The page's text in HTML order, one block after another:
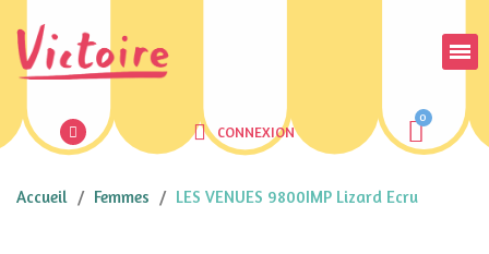
CONNEXION
Accueil Femmes LES VENUES 9800IMP Lizard Ecru